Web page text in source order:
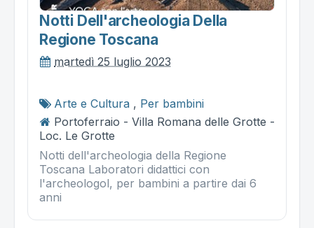
Notti Dell'archeologia Della
Regione Toscana
martedì 25 luglio 2023
Arte e Cultura , Per bambini
Portoferraio - Villa Romana delle Grotte -
Loc. Le Grotte
Notti dell'archeologia della Regione
Toscana Laboratori didattici con
l'archeologol, per bambini a partire dai 6
anni